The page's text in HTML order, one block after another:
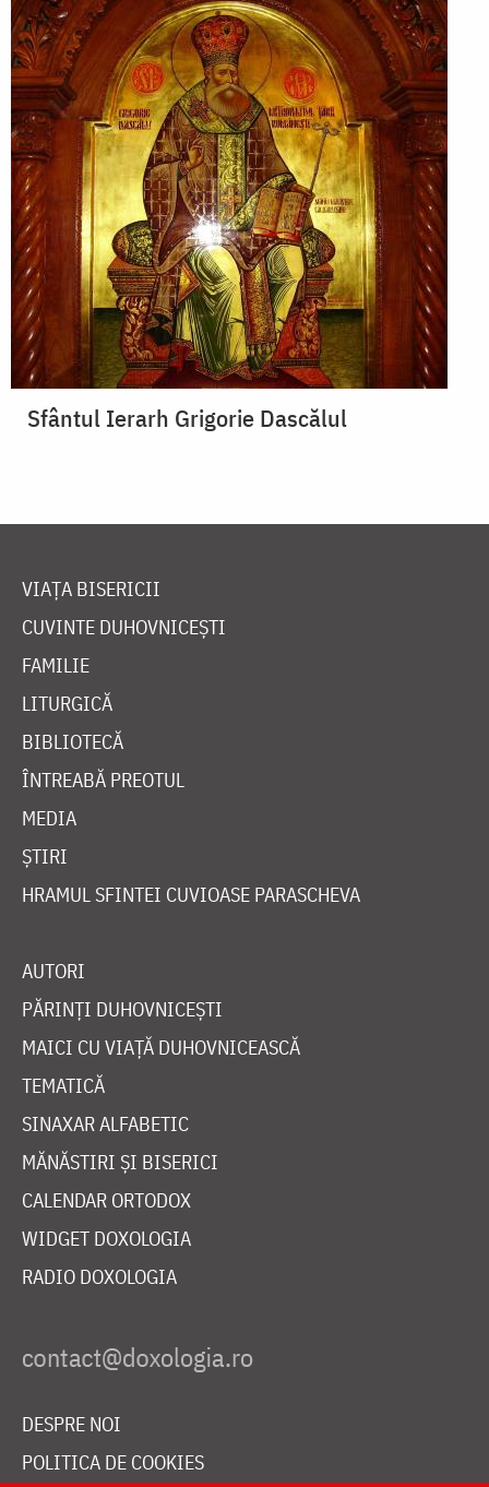
Sfântul Ierarh Grigorie Dascălul
VIAȚA BISERICII
CUVINTE DUHOVNICEȘTI
FAMILIE
LITURGICĂ
BIBLIOTECĂ
ÎNTREABĂ PREOTUL
MEDIA
ȘTIRI
HRAMUL SFINTEI CUVIOASE PARASCHEVA
AUTORI
PĂRINȚI DUHOVNICEȘTI
MAICI CU VIAȚĂ DUHOVNICEASCĂ
TEMATICĂ
SINAXAR ALFABETIC
MĂNĂSTIRI ȘI BISERICI
CALENDAR ORTODOX
WIDGET DOXOLOGIA
RADIO DOXOLOGIA
DESPRE NOI
POLITICA DE COOKIES